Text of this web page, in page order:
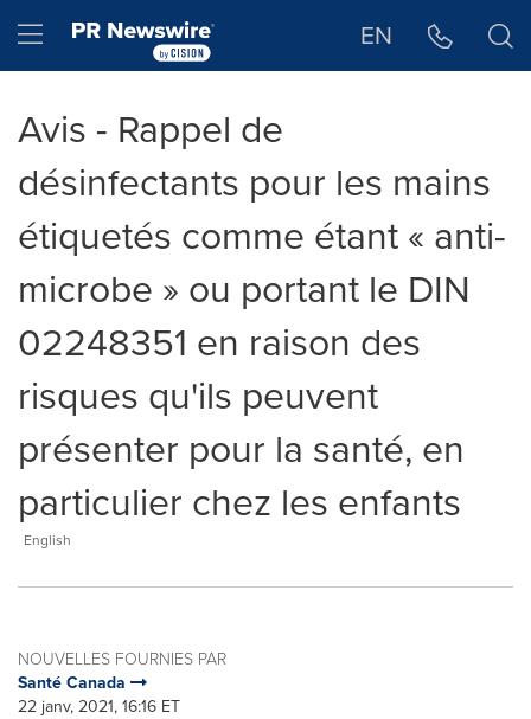
Hamburger menu EN
Avis - Rappel de
désinfectants pour les mains
étiquetés comme étant « anti-
microbe » ou portant le DIN
02248351 en raison des
risques qu'ils peuvent
présenter pour la santé, en
particulier chez les enfants
English
NOUVELLES FOURNIES PAR
Santé Canada
22 janv, 2021, 16:16 ET